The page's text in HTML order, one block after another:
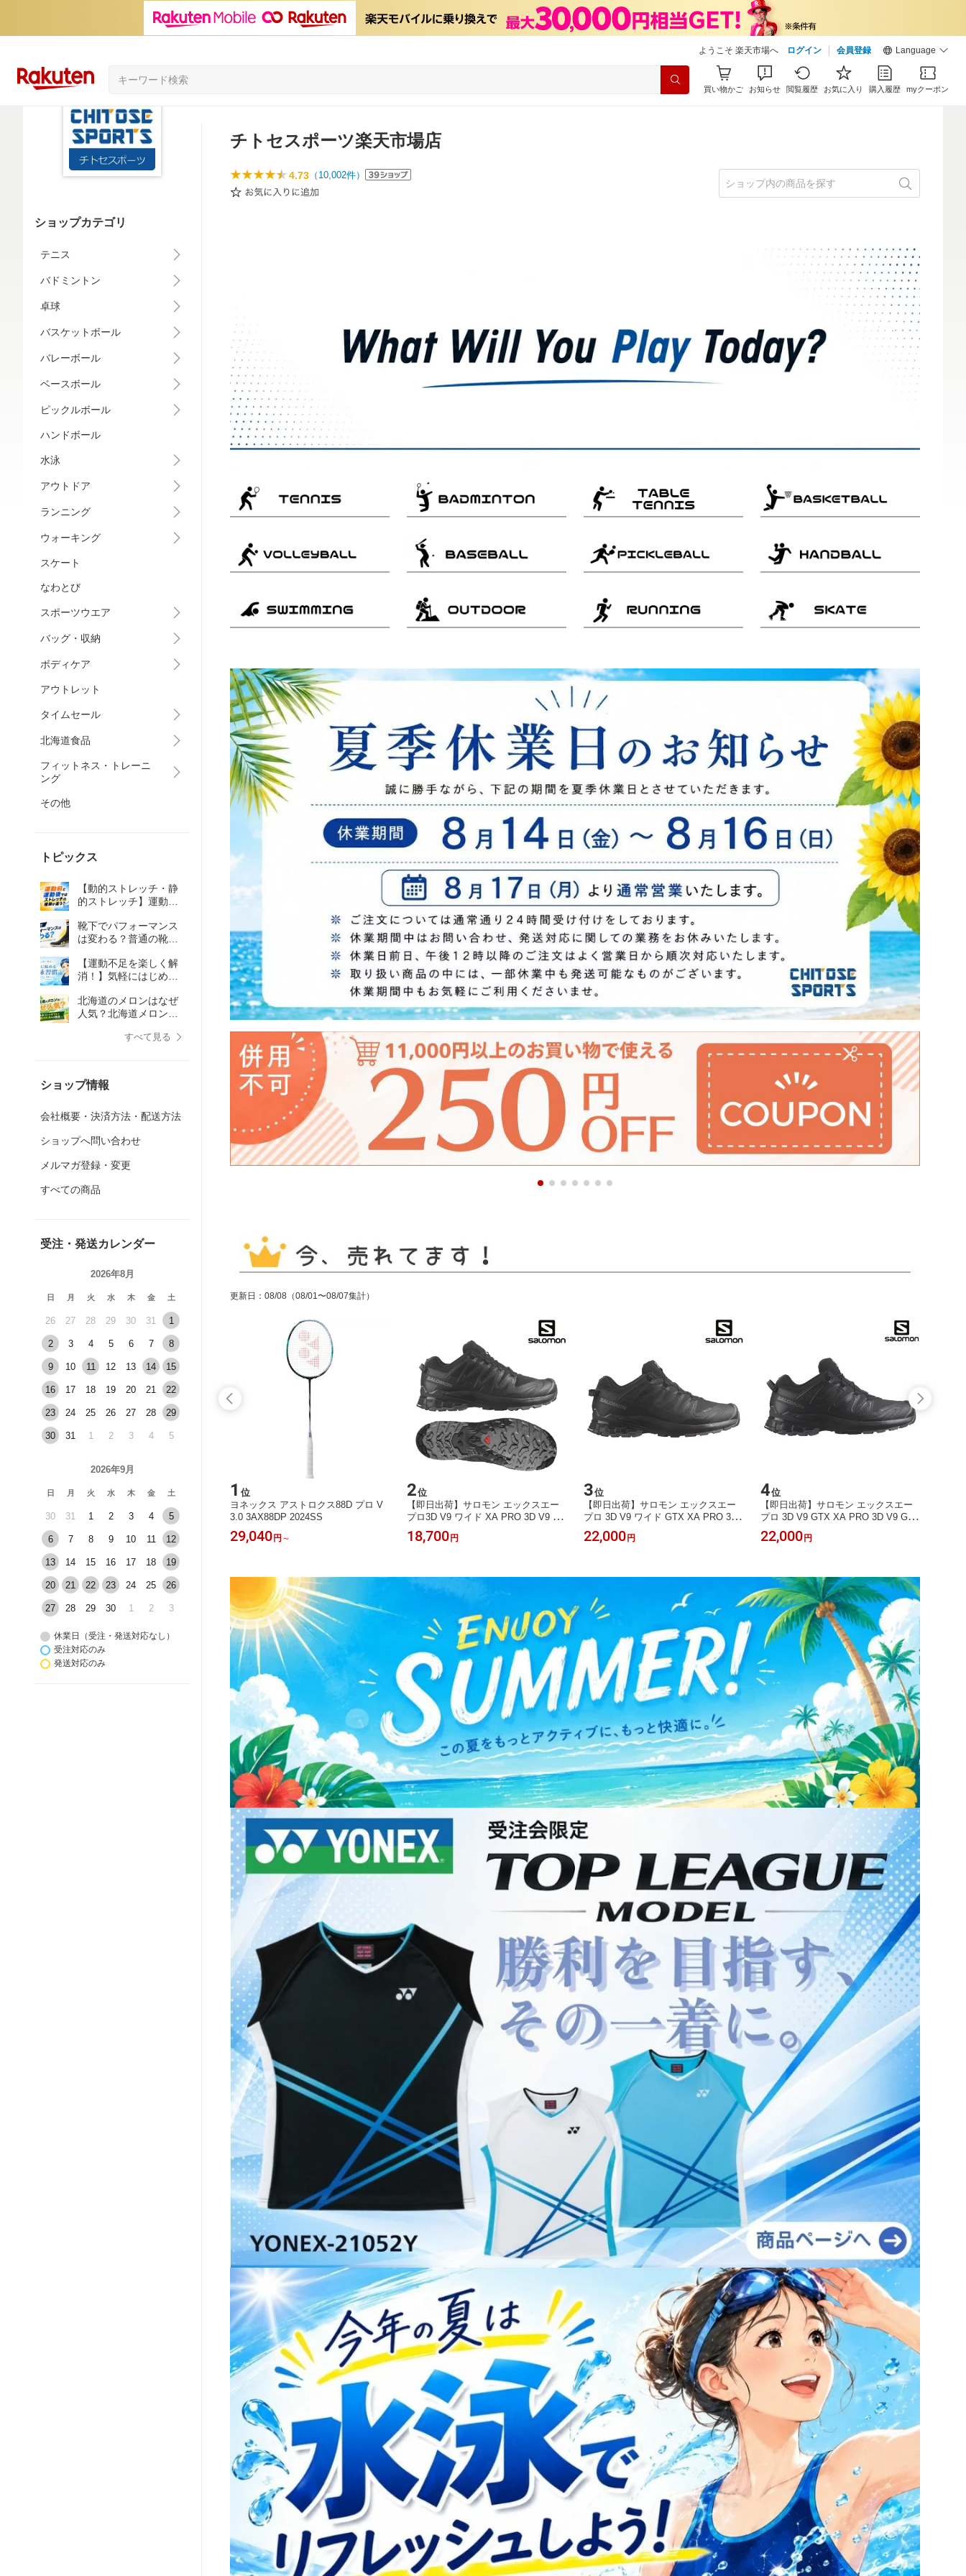
ようこそ 楽天市場へ ログイン 会員登録 Language
買い物かご お知らせ 閲覧履歴 お気に入り 購入履歴 myクーポン
ショップカテゴリ
テニス
バドミントン
卓球
バスケットボール
バレーボール
ベースボール
ピックルボール
ハンドボール
水泳
アウトドア
ランニング
ウォーキング
スケート
なわとび
スポーツウエア
バッグ・収納
ボディケア
アウトレット
タイムセール
北海道食品
フィットネス・トレーニ
ング
その他
トピックス
【動的ストレッチ・静
的ストレッチ】運動前
チの種類が違う？
靴下でパフォーマンス
は変わる？普通の靴下
違いとは
【運動不足を楽しく解
消！】気軽にはじめる
北海道のメロンはなぜ
人気？北海道メロンが
すべて見る
ショップ情報
会社概要・決済方法・配送方法
ショップへ問い合わせ
メルマガ登録・変更
すべての商品
受注・発送カレンダー
2026年8月
日 月 火 水 木 金 土
26 27 28 29 30 31 1
2 3 4 5 6 7 8
9 10 11 12 13 14 15
16 17 18 19 20 21 22
23 24 25 26 27 28 29
30 31 1 2 3 4 5
2026年9月
日 月 火 水 木 金 土
30 31 1 2 3 4 5
6 7 8 9 10 11 12
13 14 15 16 17 18 19
20 21 22 23 24 25 26
27 28 29 30 1 2 3
休業日（受注・発送対応なし）
受注対応のみ
発送対応のみ
チトセスポーツ楽天市場店
4.73 （ 10,002件）
更新日 ： 08/08 （08/01〜08/07集計）
15
ヨネックス バドミントンシューズ パ
ワークッション65Z VA スリム 2E ビ
クター・アクセルセンコレクション S
HBVAZS-452 2026SS
15,840
1 位
ヨネックス アストロクス88D プロ V
3.0 3AX88DP 2024SS
29,040 円 ～
2位
【即日出荷】サロモン エックスエー
プロ3D V9 ワイド XA PRO 3D V9 WI
DE L47273100 メンズ 2025SS 同梱不
可 RFCL
18,700 円
3位
【即日出荷】サロモン エックスエー
プロ 3D V9 ワイド GTX XA PRO 3D
V9 WIDE GTX L47277000 メンズ 202
4SS 同梱不可 RFCL
22,000 円
4位
【即日出荷】サロモン エックスエー
プロ 3D V9 GTX XA PRO 3D V9 GTX
L47270100 メンズ 同梱不可 RFCL ス
ニーカー ブラック 黒 防寒 防水 靴 ト
22,000 円